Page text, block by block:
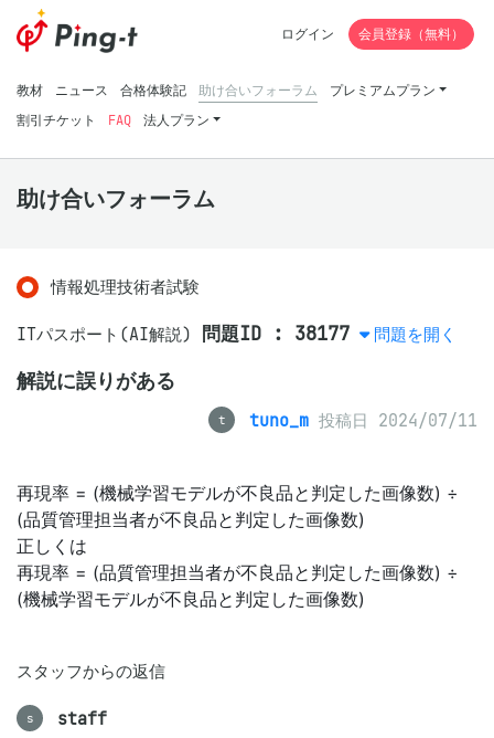
教材 ニュース 合格体験記 助け合いフォーラム
プレミアムプラン
割引チケット
FAQ 法人プラン
ログイン 会員登録（無料）
助け合いフォーラム
情報処理技術者試験
ITパスポート(AI解説) 問題ID : 38177 問題を開く
解説に誤りがある
t tuno_m 投稿日 2024/07/11
再現率 = (機械学習モデルが不良品と判定した画像数) ÷
(品質管理担当者が不良品と判定した画像数)
正しくは
再現率 = (品質管理担当者が不良品と判定した画像数) ÷
(機械学習モデルが不良品と判定した画像数)
スタッフからの返信
s staff